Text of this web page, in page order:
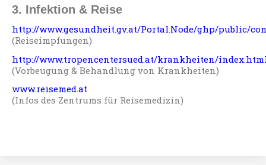
3. Infektion & Reise
http://www.gesundheit.gv.at/Portal.Node/ghp/public/
(Reiseimpfungen)
http://www.tropencentersued.at/krankheiten/
(Vorbeugung & Behandlung von Krankheiten)
www.reisemed.at
(Infos des Zentrums für Reisemedizin)